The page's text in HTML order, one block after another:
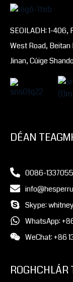
SEOILADH: 1-406,
West Road, Beitan
Jinan, Cúige
DÉAN
0086-
Skype:
WhatsApp:
WeChat: +86
ROGHCHLÁR